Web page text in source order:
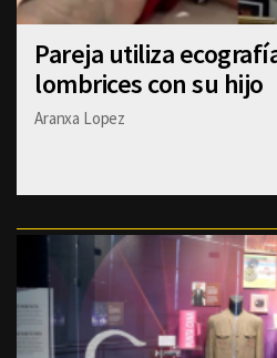
Pareja utiliza
lombrices con su hijo
Aranxa Lopez